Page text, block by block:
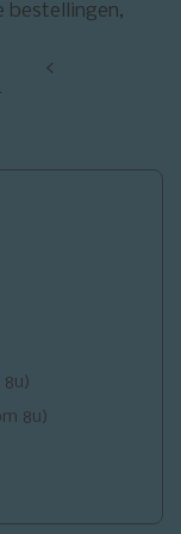
bestellingen,
<
8u)